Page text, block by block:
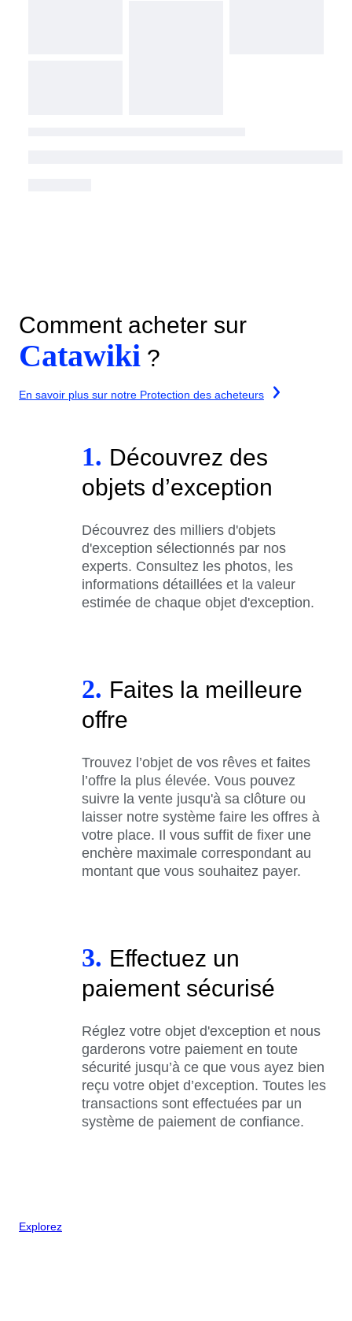
Comment acheter sur
Catawiki ?
En savoir plus sur notre Protection des acheteurs
1. Découvrez des
objets d’exception
Découvrez des milliers d'objets
d'exception sélectionnés par nos
experts. Consultez les photos, les
informations détaillées et la valeur
estimée de chaque objet d'exception.
2. Faites la meilleure
offre
Trouvez l’objet de vos rêves et faites
l’offre la plus élevée. Vous pouvez
suivre la vente jusqu'à sa clôture ou
laisser notre système faire les offres à
votre place. Il vous suffit de fixer une
enchère maximale correspondant au
montant que vous souhaitez payer.
3. Effectuez un
paiement sécurisé
Réglez votre objet d'exception et nous
garderons votre paiement en toute
sécurité jusqu’à ce que vous ayez bien
reçu votre objet d’exception. Toutes les
transactions sont effectuées par un
système de paiement de confiance.
Explorez